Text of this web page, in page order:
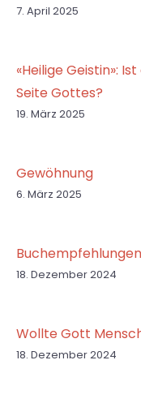
7. April 2025
«Heilige Geistin»:
Seite Gottes?
19. März 2025
Gewöhnung
6. März 2025
Buchempfehlungen
18. Dezember 2024
Wollte Gott
18. Dezember 2024